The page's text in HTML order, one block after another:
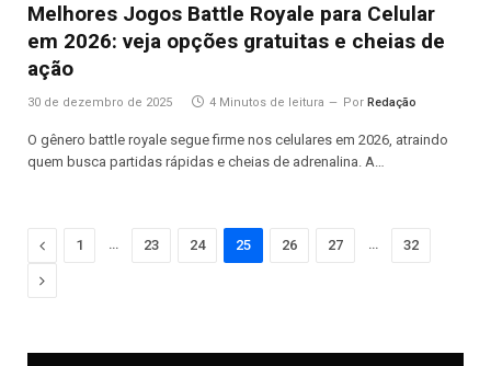
Melhores Jogos Battle Royale para Celular
em 2026: veja opções gratuitas e cheias de
ação
30 de dezembro de 2025 4 Minutos de leitura Por Redação
O gênero battle royale segue firme nos celulares em 2026, atraindo
quem busca partidas rápidas e cheias de adrenalina. A…
Previous
1 … 23 24 25 26 27 … 32
Next